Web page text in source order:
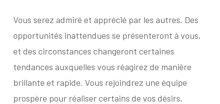
Vous serez admiré et apprécié par les autres. Des
opportunités inattendues se présenteront à vous,
et des circonstances changeront certaines
tendances auxquelles vous réagirez de manière
brillante et rapide. Vous rejoindrez une équipe
prospère pour réaliser certains de vos désirs.